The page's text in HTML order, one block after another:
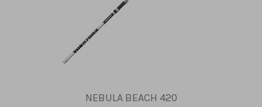
NEBULA BEACH 420